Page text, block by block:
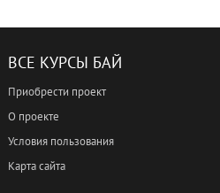
ВСЕ КУРСЫ БАЙ
Приобрести проект
О проекте
Условия пользования
Карта сайта